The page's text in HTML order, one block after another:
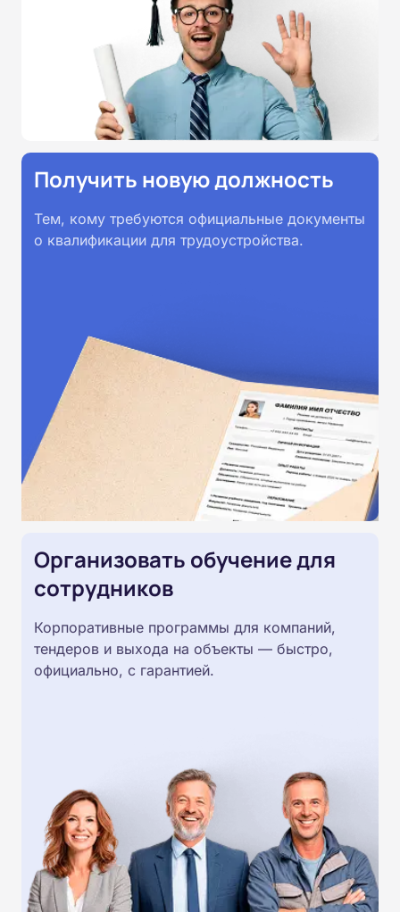
профессионального образования.
Удостоверения и дипломы о
прохождении обучения
принимаются работодателями по
всей России.
Получить новую должность
Тем, кому требуются официальные документы
о квалификации для трудоустройства.
Организовать обучение для
сотрудников
Корпоративные программы для компаний,
тендеров и выхода на объекты — быстро,
официально, с гарантией.